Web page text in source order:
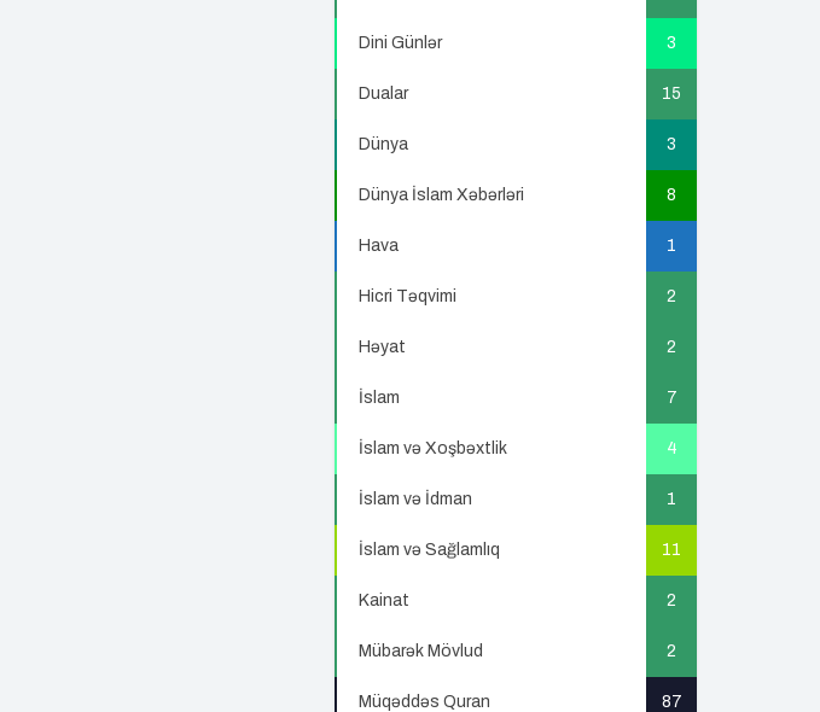
Dini Günlər 3
Dualar 15
Dünya 3
Dünya İslam Xəbərləri 8
Hava 1
Hicri Təqvimi 2
Həyat 2
İslam 7
İslam və Xoşbəxtlik 4
İslam və İdman 1
İslam və Sağlamlıq 11
Kainat 2
Mübarək Mövlud 2
Müqəddəs Quran 87